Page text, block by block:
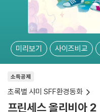
미리보기 사이즈비교
소득공제
초록별 샤미 SFF환경동화
프린세스 올리비아 2